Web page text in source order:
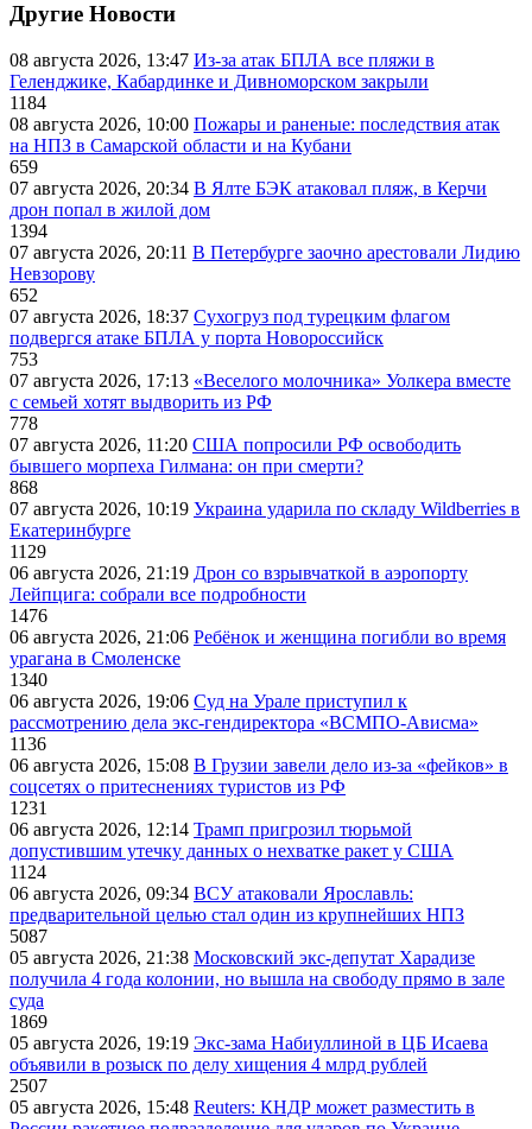
Другие Новости
08 августа 2026, 13:47 Из-за атак БПЛА все пляжи в
Геленджике, Кабардинке и Дивноморском закрыли
1184
08 августа 2026, 10:00 Пожары и раненые: последствия атак
на НПЗ в Самарской области и на Кубани
659
07 августа 2026, 20:34 В Ялте БЭК атаковал пляж, в Керчи
дрон попал в жилой дом
1394
07 августа 2026, 20:11 В Петербурге заочно арестовали Лидию
Невзорову
652
07 августа 2026, 18:37 Сухогруз под турецким флагом
подвергся атаке БПЛА у порта Новороссийск
753
07 августа 2026, 17:13 «Веселого молочника» Уолкера вместе
с семьей хотят выдворить из РФ
778
07 августа 2026, 11:20 США попросили РФ освободить
бывшего морпеха Гилмана: он при смерти?
868
07 августа 2026, 10:19 Украина ударила по складу Wildberries в
Екатеринбурге
1129
06 августа 2026, 21:19 Дрон со взрывчаткой в аэропорту
Лейпцига: собрали все подробности
1476
06 августа 2026, 21:06 Ребёнок и женщина погибли во время
урагана в Смоленске
1340
06 августа 2026, 19:06 Суд на Урале приступил к
рассмотрению дела экс-гендиректора «ВСМПО-Ависма»
1136
06 августа 2026, 15:08 В Грузии завели дело из-за «фейков» в
соцсетях о притеснениях туристов из РФ
1231
06 августа 2026, 12:14 Трамп пригрозил тюрьмой
допустившим утечку данных о нехватке ракет у США
1124
06 августа 2026, 09:34 ВСУ атаковали Ярославль:
предварительной целью стал один из крупнейших НПЗ
5087
05 августа 2026, 21:38 Московский экс-депутат Харадизе
получила 4 года колонии, но вышла на свободу прямо в зале
суда
1869
05 августа 2026, 19:19 Экс-зама Набиуллиной в ЦБ Исаева
объявили в розыск по делу хищения 4 млрд рублей
2507
05 августа 2026, 15:48 Reuters: КНДР может разместить в